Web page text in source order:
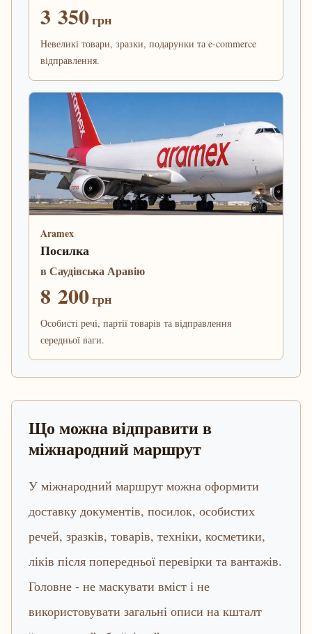
3 350грн
Невеликі товари, зразки, подарунки та e-commerce
відправлення.
Aramex
Посилка
в Саудівська Аравію
8 200грн
Особисті речі, партії товарів та відправлення
середньої ваги.
Що можна відправити в
міжнародний маршрут
У міжнародний маршрут можна оформити
доставку документів, посилок, особистих
речей, зразків, товарів, техніки, косметики,
ліків після попередньої перевірки та вантажів.
Головне - не маскувати вміст і не
використовувати загальні описи на кшталт